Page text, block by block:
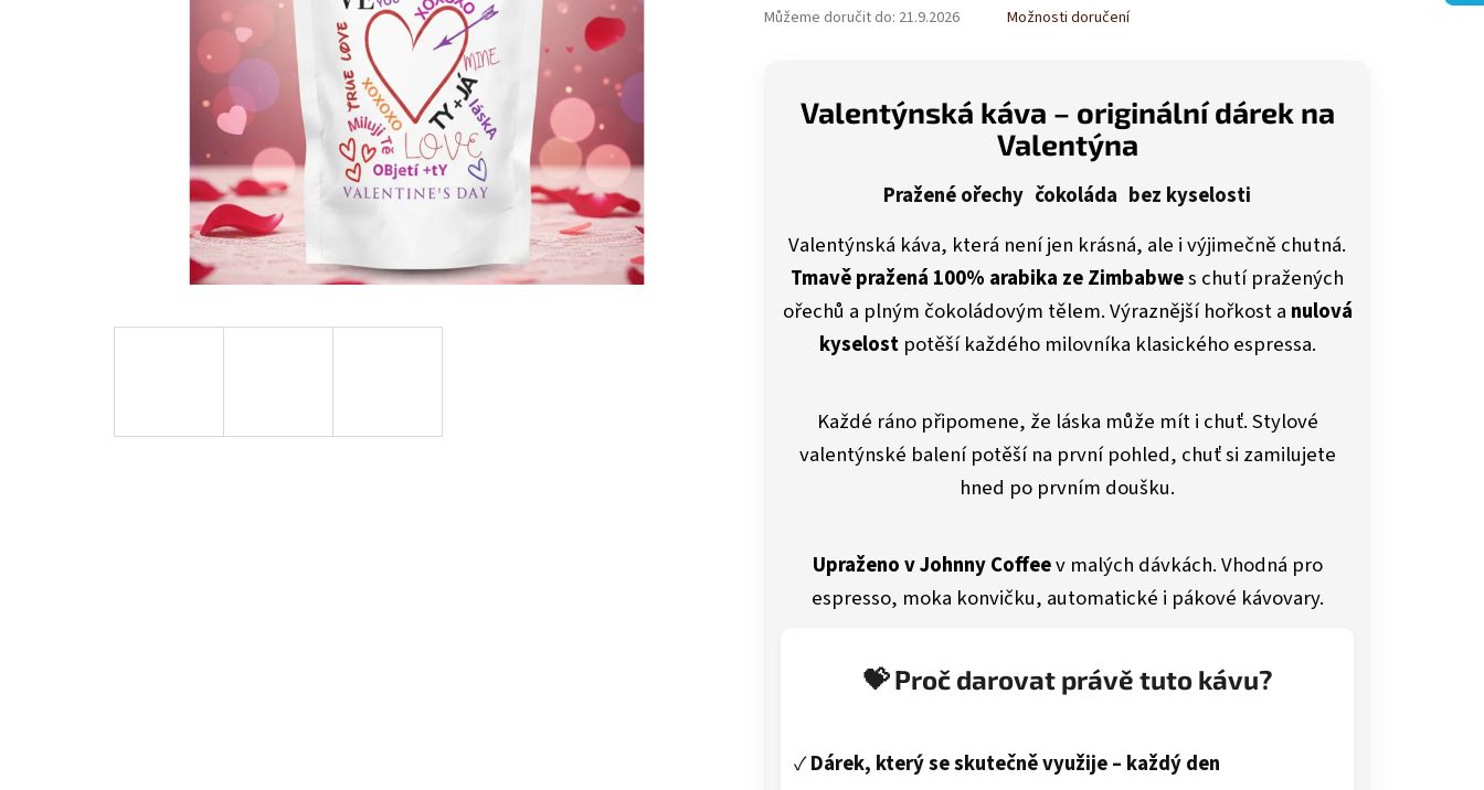
Můžeme doručit do: 21.9.2026 Možnosti doručení
Valentýnská káva – originální dárek na
Valentýna
Pražené ořechy čokoláda bez kyselosti
Valentýnská káva, která není jen krásná, ale i výjimečně chutná.
Tmavě pražená 100% arabika ze Zimbabwes chutí pražených
ořechů a plným čokoládovým tělem. Výraznější hořkost a nulová
kyselostpotěší každého milovníka klasického espressa.
Každé ráno připomene, že láska může mít i chuť. Stylové
valentýnské balení potěší na první pohled, chuť si zamilujete
hned po prvním doušku.
Upraženo v Johnny Coffeev malých dávkách. Vhodná pro
espresso, moka konvičku, automatické i pákové kávovary.
💝 Proč darovat právě tuto kávu?
✓Dárek, který se skutečně využije – každý den